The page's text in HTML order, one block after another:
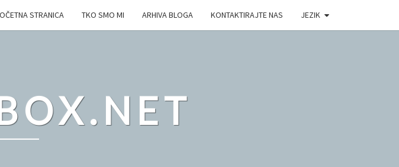
STRANICA TKO SMO MI ARHIVA BLOGA KONTAKTIRAJTE NAS JEZIK